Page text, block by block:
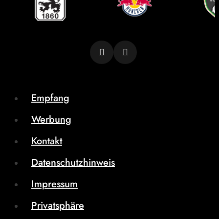
Empfang
Werbung
Kontakt
Datenschutzhinweis
Impressum
Privatsphäre